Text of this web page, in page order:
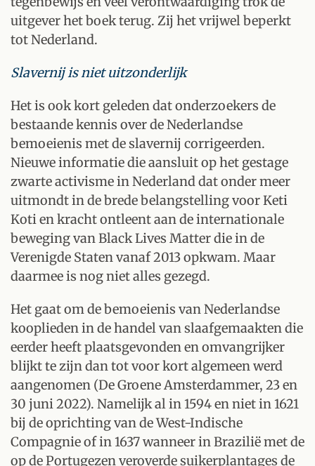
uitgever het boek terug. Zij het vrijwel beperkt
tot Nederland.
Slavernij is niet uitzonderlijk
Het is ook kort geleden dat onderzoekers de
bestaande kennis over de Nederlandse
bemoeienis met de slavernij corrigeerden.
Nieuwe informatie die aansluit op het gestage
zwarte activisme in Nederland dat onder meer
uitmondt in de brede belangstelling voor Keti
Koti en kracht ontleent aan de internationale
beweging van Black Lives Matter die in de
Verenigde Staten vanaf 2013 opkwam. Maar
daarmee is nog niet alles gezegd.
Het gaat om de bemoeienis van Nederlandse
kooplieden in de handel van slaafgemaakten die
eerder heeft plaatsgevonden en omvangrijker
blijkt te zijn dan tot voor kort algemeen werd
aangenomen (De Groene Amsterdammer, 23 en
30 juni 2022). Namelijk al in 1594 en niet in 1621
bij de oprichting van de West-Indische
Compagnie of in 1637 wanneer in Brazilië met de
op de Portugezen veroverde suikerplantages de